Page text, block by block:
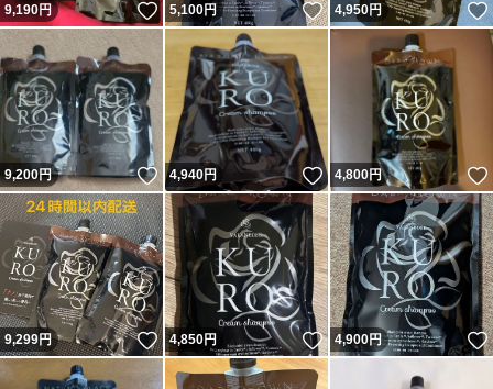
9,190円 いいね！
5,100円 いいね！
4,950円
9,200円 いいね！
4,940円 いいね！
4,800円
9,299円 いいね！
4,850円 いいね！
4,900円